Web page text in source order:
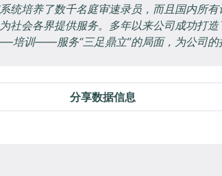
培养了数千名庭审速录员，而且国内所有
社会各界提供服务。多年以来公司成功打
训——服务“三足鼎立”的局面，为公司的
分享数据信息